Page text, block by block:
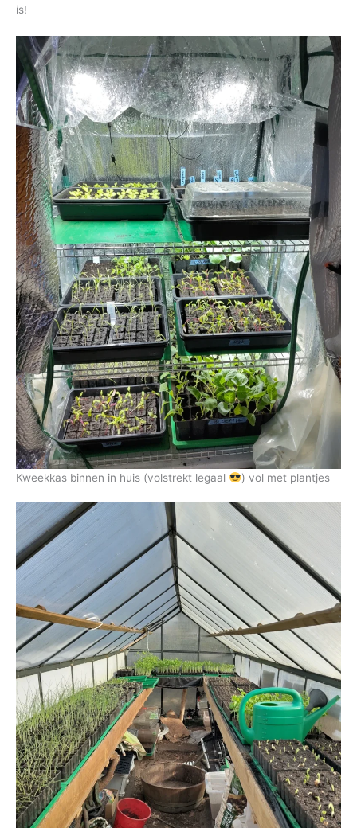
is!
Kweekkas binnen in huis (volstrekt legaal ) vol met plantjes